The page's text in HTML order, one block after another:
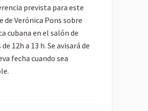
prevista para este
de Verónica Pons sobre
cubana en el salón de
12h a 13 h. Se avisará de
fecha cuando sea